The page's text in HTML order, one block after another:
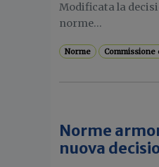
Modificata la
norme...
Norme Commissione
Norme
nuova